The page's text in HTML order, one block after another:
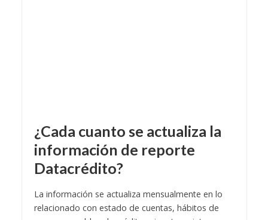
¿Cada cuanto se actualiza la
información de reporte
Datacrédito?
La información se actualiza mensualmente en lo
relacionado con estado de cuentas, hábitos de